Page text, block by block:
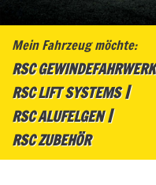
Mein Fahrzeug möchte:
RSC GEWINDEFAHRWERK
RSC LIFT SYSTEMS
RSC ALUFELGEN
RSC ZUBEHÖR